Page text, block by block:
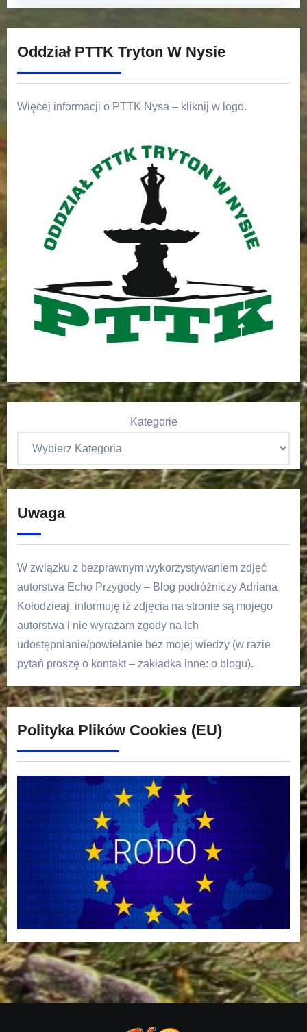
Oddział PTTK Tryton W Nysie
Więcej informacji o PTTK Nysa – kliknij w logo.
Kategorie
Uwaga
W związku z bezprawnym wykorzystywaniem zdjęć
autorstwa Echo Przygody – Blog podróżniczy Adriana
Kołodzieaj, informuję iż zdjęcia na stronie są mojego
autorstwa i nie wyrażam zgody na ich
udostępnianie/powielanie bez mojej wiedzy (w razie
pytań proszę o kontakt – zakładka inne: o blogu).
Polityka Plików Cookies (EU)